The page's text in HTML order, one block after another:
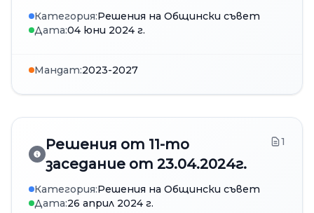
Категория:Решения на Общински съвет
Дата:04 юни 2024 г.
Мандат:2023-2027
Решения от 11-то
заседание от 23.04.2024г.
1
Категория:Решения на Общински съвет
Дата:26 април 2024 г.